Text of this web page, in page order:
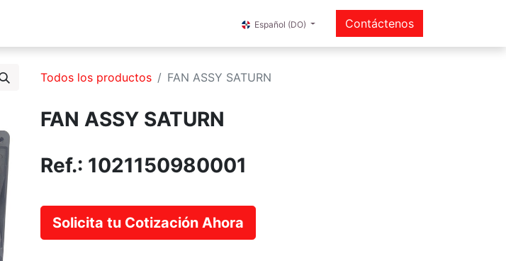
Español (DO) Contáctenos
Todos los productos FAN ASSY SATURN
FAN ASSY SATURN
Ref.: 1021150980001
Solicita tu Cotización Ahora